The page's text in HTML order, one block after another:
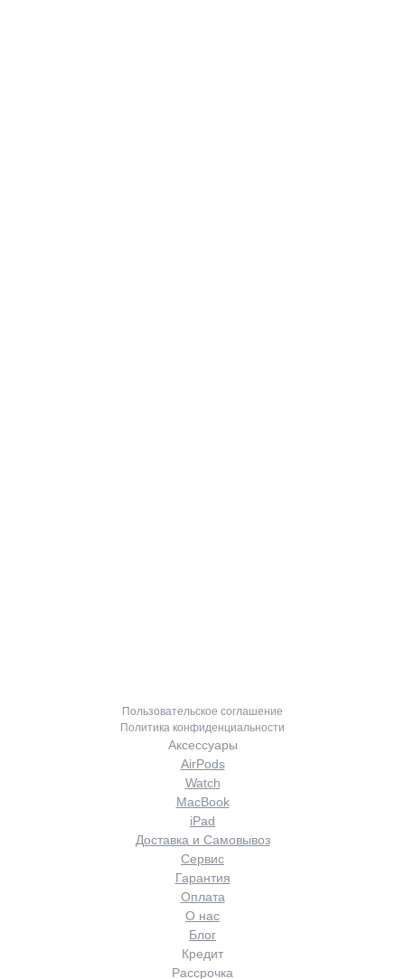
Пользовательское соглашение
Политика конфиденциальности
Аксессуары
AirPods
Watch
MacBook
iPad
Доставка и Самовывоз
Сервис
Гарантия
Оплата
О нас
Блог
Кредит
Рассрочка